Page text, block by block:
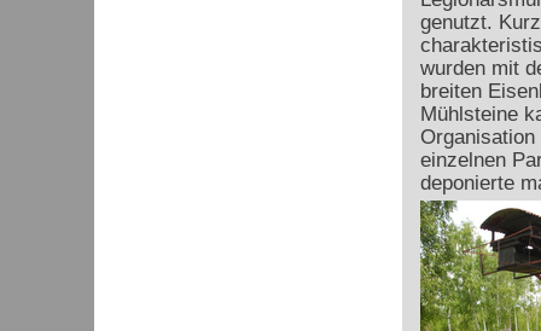
genutzt.
wurden mit
breiten
Mühlsteine
einzelnen
deponierte